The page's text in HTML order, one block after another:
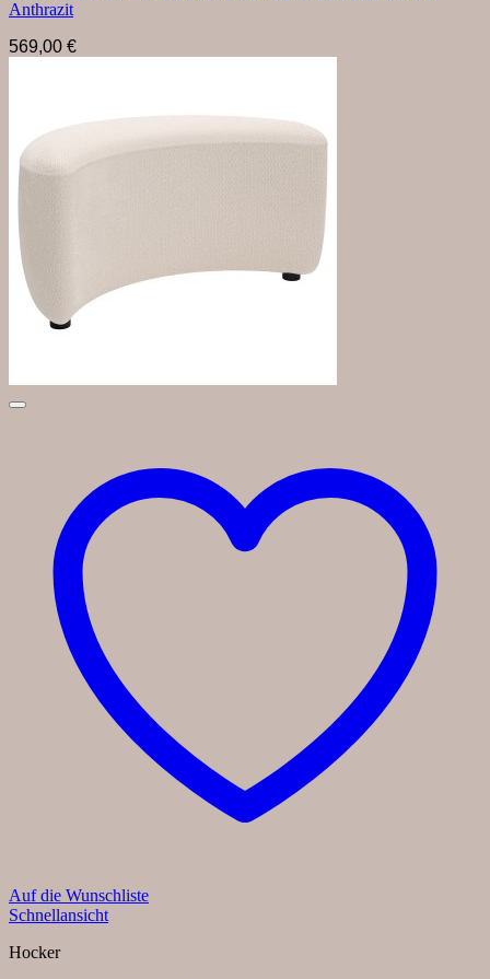
Anthrazit
569,00 €
Auf die Wunschliste
Schnellansicht
Hocker